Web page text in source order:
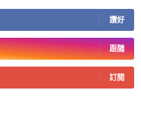
讚好
跟隨
訂閱